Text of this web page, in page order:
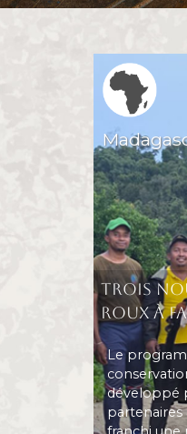
Region
Trois
roux à
Le
développé
partenaires